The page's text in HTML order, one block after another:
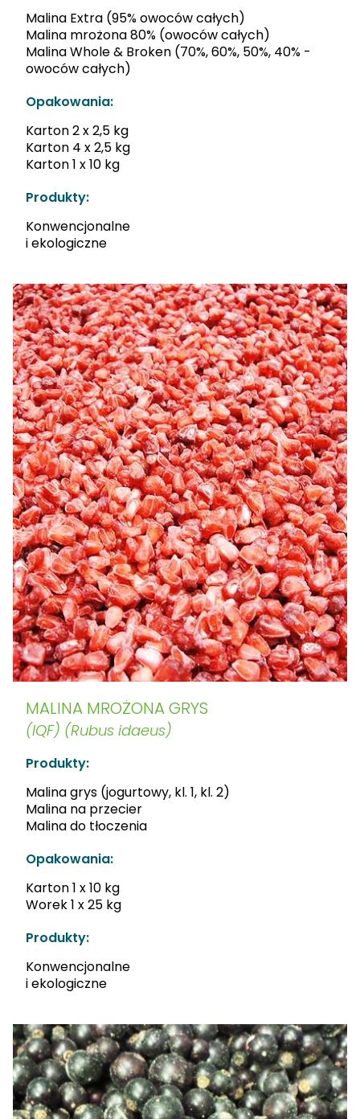
Malina Extra (95% owoców całych)
Malina mrożona 80% (owoców całych)
Malina Whole & Broken (70%, 60%, 50%, 40% -
owoców całych)
Opakowania:
Karton 2 x 2,5 kg
Karton 4 x 2,5 kg
Karton 1 x 10 kg
Produkty:
Konwencjonalne
i ekologiczne
MALINA MROŻONA GRYS
(IQF) (Rubus idaeus)
Produkty:
Malina grys (jogurtowy, kl. 1, kl. 2)
Malina na przecier
Malina do tłoczenia
Opakowania:
Karton 1 x 10 kg
Worek 1 x 25 kg
Produkty:
Konwencjonalne
i ekologiczne